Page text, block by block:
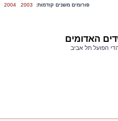
פורומים משנים קודמות: 2003
2004
האדומים
הפועל תל אביב